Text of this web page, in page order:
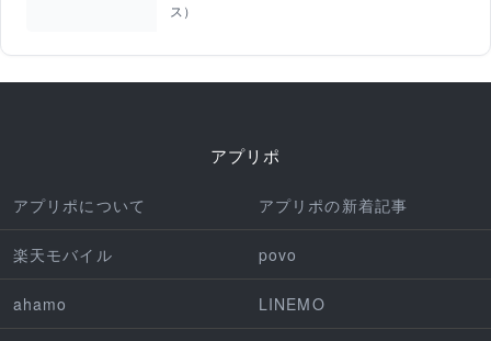
ス）
アプリポ
アプリポについて アプリポの新着記事
楽天モバイル povo
ahamo LINEMO